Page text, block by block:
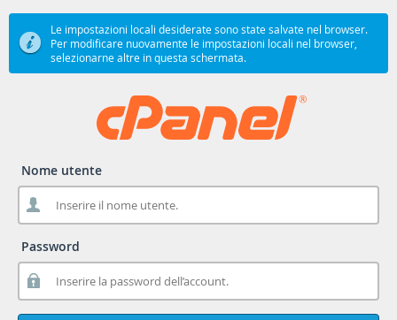
Le impostazioni locali desiderate sono state salvate nel browser.
Per modificare nuovamente le impostazioni locali nel browser,
selezionarne altre in questa schermata.
Nome utente
Password